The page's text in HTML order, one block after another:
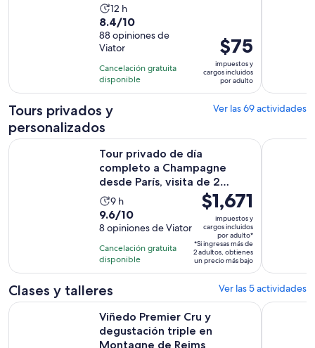
La
actividad
dura
12
horas
12 h
8.4
de
10
con
88
opiniones
8.4/10
88 opiniones de
Viator
Cancelación gratuita
disponible
El
precio
es
de
por
$75
impuestos y
cargos incluidos
por adulto
Tours privados y
personalizados
Ver las 69 actividades
Tour privado de día
completo a Champagne
desde París, visita de 2
productor...
La
actividad
dura
9
horas
9 h
9.6
de
10
con
8
opiniones
9.6/10
8 opiniones de Viator
Cancelación gratuita
disponible
El
precio
es
de
$1,671.
por
adulto*
$1,671
impuestos y
cargos incluidos
por adulto*
*Si ingresas más de
2 adultos, obtienes
un precio más bajo
Tour privado de día completo a Champagne desde París,
Clases y talleres Ver las 5 actividades
Viñedo Premier Cru y
degustación triple en
Montagne de Reims
Viñedo Premier Cru y degustación triple en Montagne de
Tour y